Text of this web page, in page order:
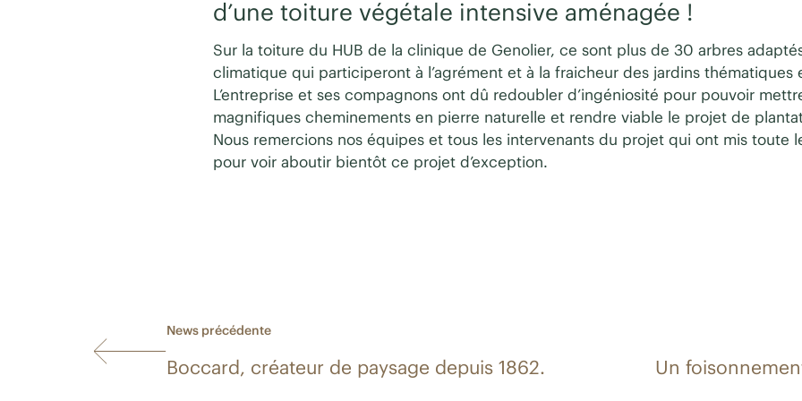
d’une toiture végétale intensive aménagée !
Sur la toiture du HUB de la clinique de Genolier, ce sont plus de 30 arbres
climatique qui participeront à l’agrément et à la fraicheur des jardins thématiques
L’entreprise et ses compagnons ont dû redoubler d’ingéniosité pour pouvoir
magnifiques cheminements en pierre naturelle et rendre viable le projet de
Nous remercions nos équipes et tous les intervenants du projet qui ont mis toute
pour voir aboutir bientôt ce projet d’exception.
News précédente
Boccard, créateur de paysage depuis 1862.